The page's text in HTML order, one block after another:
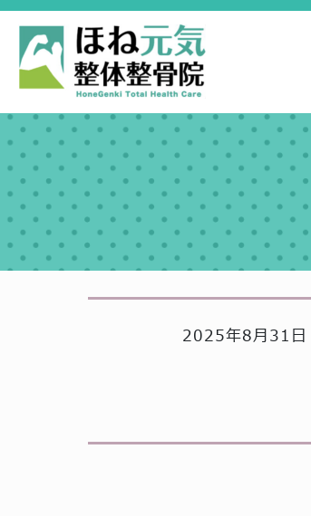
2025年8月31日